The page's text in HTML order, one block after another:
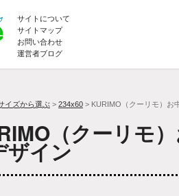
サイトについて
サイトマップ
お問い合わせ
運営者ブログ
イズから選ぶ > 234x60 > KURIMO（クーリモ）お
（クーリモ
ザイン